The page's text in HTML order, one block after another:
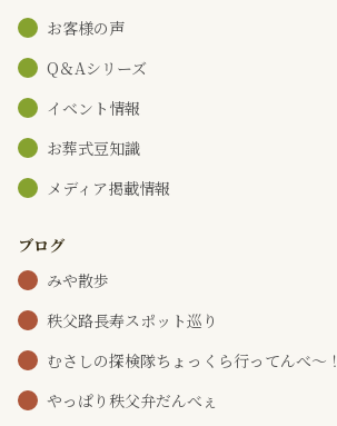
お客様の声
Q＆Aシリーズ
イベント情報
お葬式豆知識
メディア掲載情報
ブログ
みや散歩
秩父路長寿スポット巡り
むさしの探検隊ちょっくら行ってんべ～！
やっぱり秩父弁だんべぇ